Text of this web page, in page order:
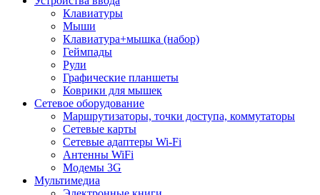
Клавиатуры
Мыши
Клавиатура+мышка (набор)
Геймпады
Рули
Графические планшеты
Коврики для мышек
Сетевое оборудование
Маршрутизаторы, точки доступа, коммутаторы
Сетевые карты
Сетевые адаптеры Wi-Fi
Антенны WiFi
Модемы 3G
Мультимедиа